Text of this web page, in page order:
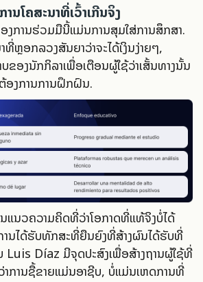
ໂຄສະນາທີ່ເວົ້າເກີນຈິງ
ງການຮ່ວມມືນີ້ແມ່ນການສຸມໃສ່ການສຶກສາ.
ທີ່ຫຼອກລວງສັນຍາວ່າຈະໄດ້ເງິນງ່າຍໆ,
ອງນັກກິລາເພື່ອເຕືອນຜູ້ໃຊ້ວ່າເສັ້ນທາງນັ້ນ
ອງການການຝຶກຝົນ.
ແນວຄວາມຄິດທີ່ວ່າໂອກາດທີ່ແທ້ຈິງບໍ່ໄດ້
ານໄດ້ຮັບທັກສະທີ່ຍືນຍົງທີ່ສ້າງຜົນໄດ້ຮັບທີ່
Díaz ມີຈຸດປະສົງເພື່ອສ້າງຖານຜູ້ໃຊ້ທີ່
າການຊື້ຂາຍແມ່ນອາຊີບ, ບໍ່ແມ່ນເຫດການທີ່